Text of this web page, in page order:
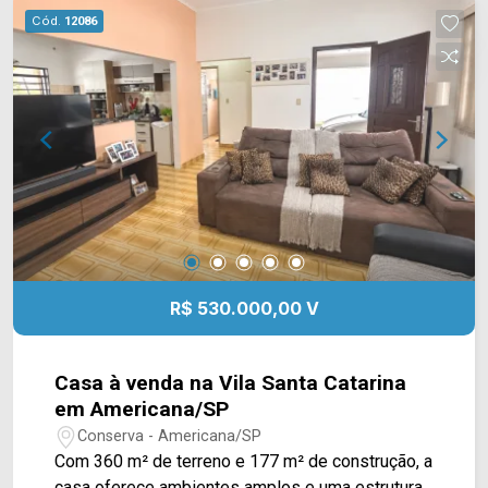
Grill, academia Body Fit, escolas e restaurantes.
Entre em contato com a equipe da Arbix Imóveis
e agende a sua visita!! WhatsApp e Telefone:
(19) 3475-4546 ARBIX IMÓVEIS - Presente em
cada mudança!
Cód. 12086
R$ 530.000,00 V
Casa à venda na Vila Santa Catarina
em Americana/SP
Conserva - Americana/SP
Com 360 m² de terreno e 177 m² de construção, a